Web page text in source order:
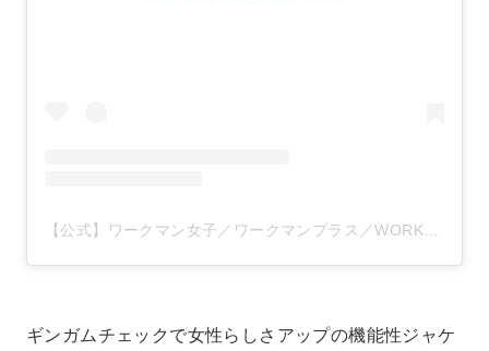
【公式】ワークマン女子／ワークマンプラス／WORKMAN(@workman_plus)がシェアした投稿
ギンガムチェックで女性らしさアップの機能性ジャケ